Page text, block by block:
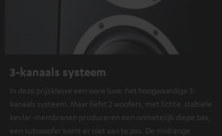
3-kanaals systeem
In deze prijsklasse een ware luxe: het hoogwaardige 3-
kanaals systeem. Maar liefst 2 woofers, met lichte, stabiele
kevlar-membranen produceren een onmetelijk diepe bas,
een subwoofer komt er niet aan te pas. De midrange